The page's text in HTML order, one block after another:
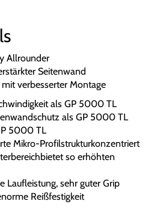
Allrounder
Seitenwand
verbesserter Montage
als GP 5000 TL
als GP 5000 TL
5000 TL
Mikro-Profilstrukturkonzentriert
so erhöhten
Laufleistung, sehr guter Grip
Reißfestigkeit